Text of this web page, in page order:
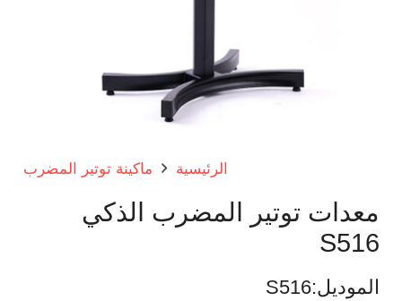
الرئيسية ماكينة توتير المضرب
معدات توتير المضرب الذكي
S516
الموديل:S516